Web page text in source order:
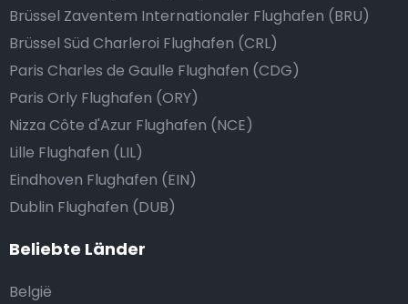
Brüssel Zaventem Internationaler Flughafen (BRU)
Brüssel Süd Charleroi Flughafen (CRL)
Paris Charles de Gaulle Flughafen (CDG)
Paris Orly Flughafen (ORY)
Nizza Côte d'Azur Flughafen (NCE)
Lille Flughafen (LIL)
Eindhoven Flughafen (EIN)
Dublin Flughafen (DUB)
Beliebte Länder
België